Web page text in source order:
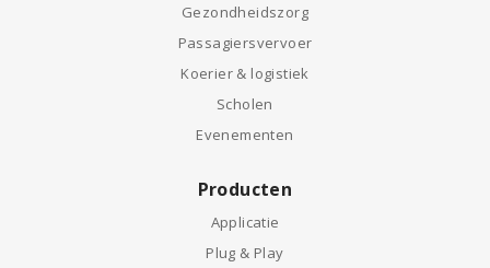
Gezondheidszorg
Passagiersvervoer
Koerier & logistiek
Scholen
Evenementen
Producten
Applicatie
Plug & Play